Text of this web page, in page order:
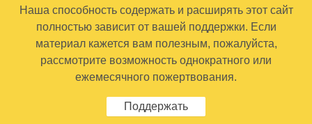
Наша способность содержать и расширять этот сайт
полностью зависит от вашей поддержки. Если
материал кажется вам полезным, пожалуйста,
рассмотрите возможность однократного или
ежемесячного пожертвования.
Поддержать